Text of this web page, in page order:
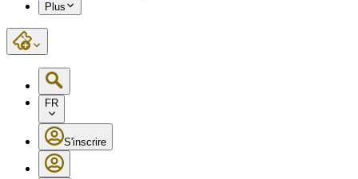
Plus
FR
S'inscrire